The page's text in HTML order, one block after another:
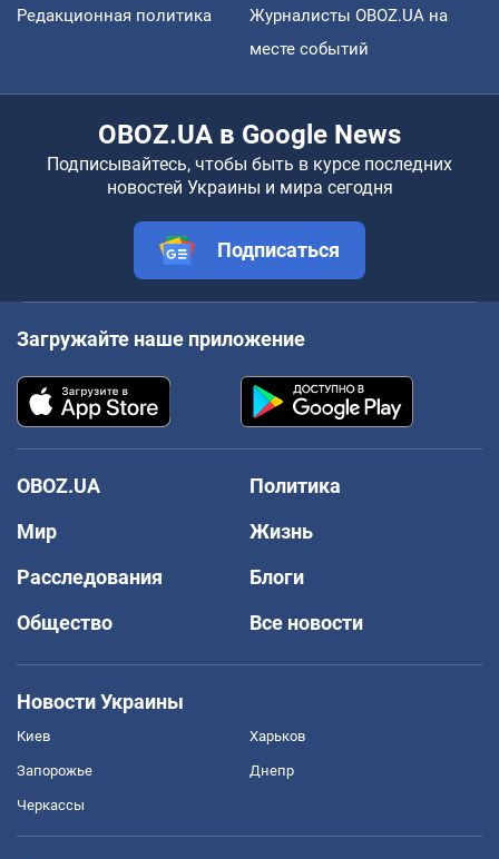
Редакционная политика
Журналисты OBOZ.UA на
месте событий
OBOZ.UA в Google News
Подписывайтесь, чтобы быть в курсе последних
новостей Украины и мира сегодня
Подписаться
Загружайте наше приложение
OBOZ.UA
Политика
Мир
Жизнь
Расследования
Блоги
Общество
Все новости
Новости Украины
Киев Харьков
Запорожье Днепр
Черкассы